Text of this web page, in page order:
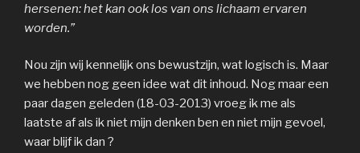
hersenen: het kan ook los van ons lichaam ervaren
worden.”
Nou zijn wij kennelijk ons bewustzijn, wat logisch is. Maar
we hebben nog geen idee wat dit inhoud. Nog maar een
paar dagen geleden (18-03-2013) vroeg ik me als
laatste af als ik niet mijn denken ben en niet mijn gevoel,
waar blijf ik dan ?